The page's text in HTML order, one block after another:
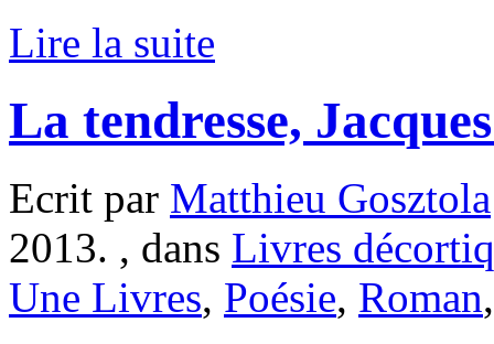
Lire la suite
La tendresse,
Ecrit par Matthieu Gosztola
2013. , dans Livres
Une Livres, Poésie, Roman